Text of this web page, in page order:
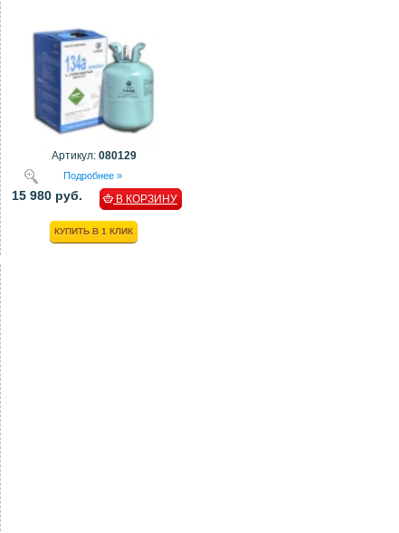
Артикул: 080129
Подробнее »
15 980 руб. В КОРЗИНУ
КУПИТЬ В 1 КЛИК